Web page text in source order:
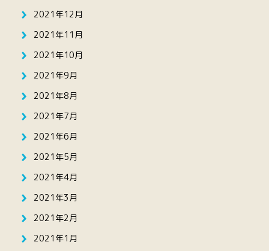
2021年12月
2021年11月
2021年10月
2021年9月
2021年8月
2021年7月
2021年6月
2021年5月
2021年4月
2021年3月
2021年2月
2021年1月